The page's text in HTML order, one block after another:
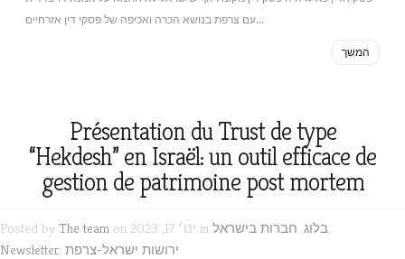
עם צרפת בנושא הכרה ואכיפה של פסקי דין אזרחיים...
המשך
Présentation du Trust de type
“Hekdesh” en Israël: un outil efficace de
gestion de patrimoine post mortem
Posted by The team on ינו׳ 17, 2023 in בלוג, חברות בישראל
,
Newsletter, ירושות ישראל-צרפת